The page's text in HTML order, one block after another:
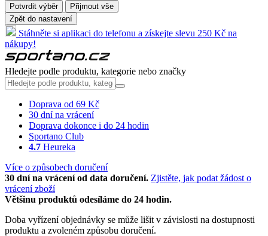
Potvrdit výběr
Přijmout vše
Zpět do nastavení
Stáhněte si aplikaci do telefonu a získejte slevu 250 Kč na
nákupy!
Hledejte podle produktu, kategorie nebo značky
Doprava od 69 Kč
30 dní na vrácení
Doprava dokonce i do 24 hodin
Sportano Club
4.7 Heureka
Více o způsobech doručení
30 dní na vrácení od data doručení. Zjistěte, jak podat žádost o
vrácení zboží
Většinu produktů odesíláme do 24 hodin.
Doba vyřízení objednávky se může lišit v závislosti na dostupnosti
produktu a zvoleném způsobu doručení.